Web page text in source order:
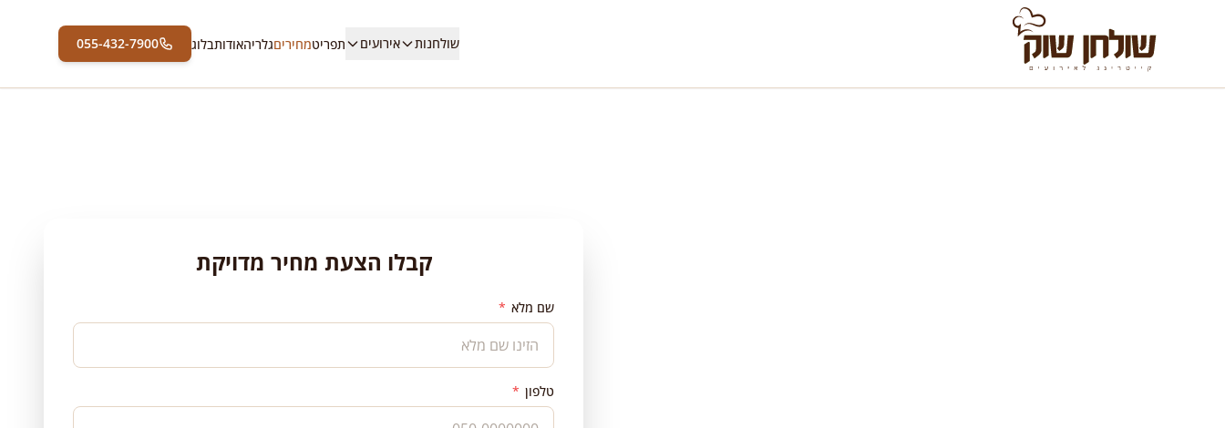
שולחנות אירועים תפריטמחיריםגלריהאודותבלוג 055-432-7900
קבלו הצעת מחיר מדויקת
שם מלא *
טלפון *